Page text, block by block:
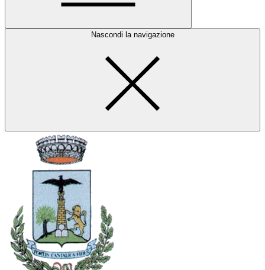
Nascondi la navigazione